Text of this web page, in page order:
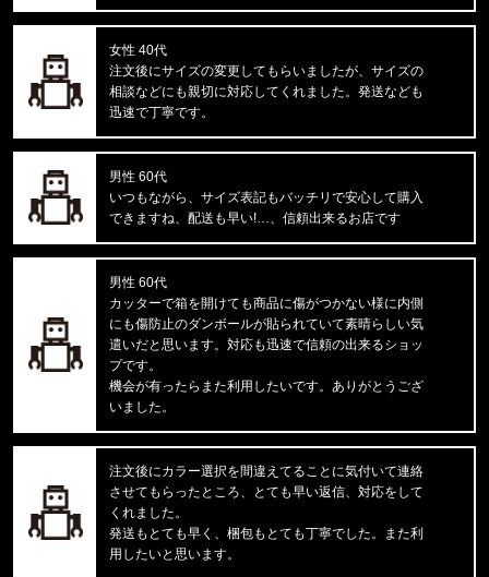
東京都のお客様ご注文ありがとうございます。
Carhartt WIP/カーハートダブルアイピー
C LOGO PHONE RING I033370
東京都のお客様ご注文ありがとうございます。
Carhartt WIP/カーハートダブルアイピー
DOUBLE KNEE PANT I032699
東京都のお客様ご注文ありがとうございます。
reversal/リバーサル
東京都のお客様ご注文ありがとうございます。
mnml/ミニマル
X214 STRETCH DENIM1487266
東京都のお客様ご注文ありがとうございます。
reversal/リバーサル
東京都のお客様ご注文ありがとうございます。
47 Brand/フォーティーセブンブランド
'47 MVP ヤンキース ドジャース
東京都のお客様ご注文ありがとうございます。
女性 40代
注文後にサイズの変更してもらいましたが、サイズの
相談などにも親切に対応してくれました。発送なども
迅速で丁寧です。
男性 60代
いつもながら、サイズ表記もバッチリで安心して購入
できますね、配送も早い!…、信頼出来るお店です
男性 60代
カッターで箱を開けても商品に傷がつかない様に内側
にも傷防止のダンボールが貼られていて素晴らしい気
遣いだと思います。対応も迅速で信頼の出来るショッ
プです。
機会が有ったらまた利用したいです。ありがとうござ
いました。
注文後にカラー選択を間違えてることに気付いて連絡
させてもらったところ、とても早い返信、対応をして
くれました。
発送もとても早く、梱包もとても丁寧でした。また利
用したいと思います。